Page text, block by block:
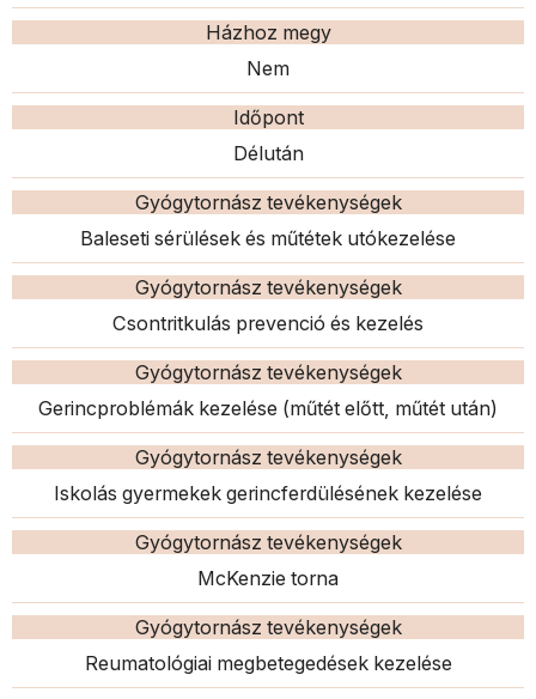
Házhoz megy
Nem
Időpont
Délután
Gyógytornász tevékenységek
Baleseti sérülések és műtétek utókezelése
Gyógytornász tevékenységek
Csontritkulás prevenció és kezelés
Gyógytornász tevékenységek
Gerincproblémák kezelése (műtét előtt, műtét után)
Gyógytornász tevékenységek
Iskolás gyermekek gerincferdülésének kezelése
Gyógytornász tevékenységek
McKenzie torna
Gyógytornász tevékenységek
Reumatológiai megbetegedések kezelése